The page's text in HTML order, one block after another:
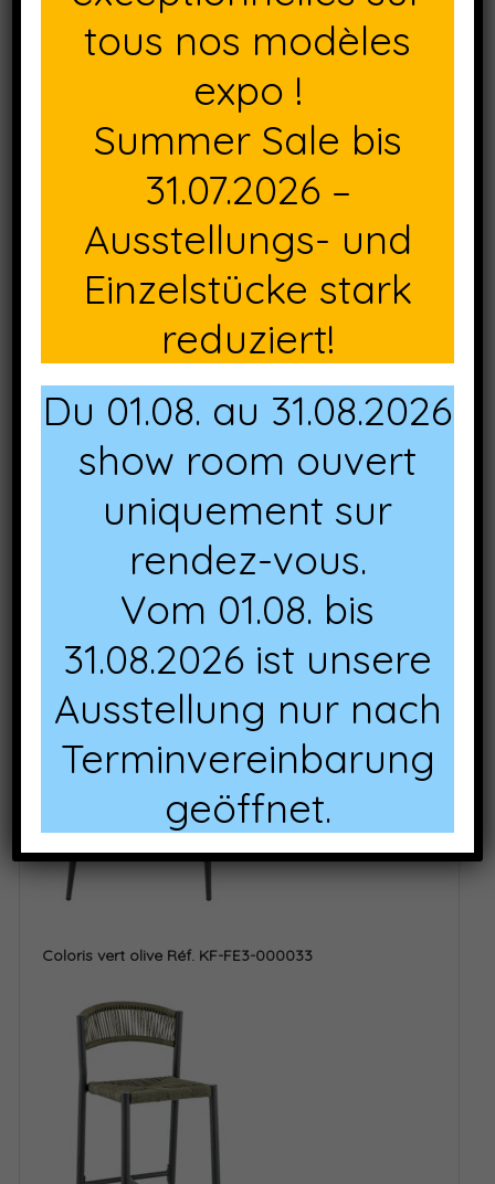
Coloris paille Réf. KF-FE3-000032
Coloris vert olive Réf. KF-FE3-000033
tous nos modèles
expo !
Summer Sale bis
31.07.2026 –
Ausstellungs- und
Einzelstücke stark
reduziert!
Du 01.08. au 31.08.2026
show room ouvert
uniquement sur
rendez-vous.
Vom 01.08. bis
31.08.2026 ist unsere
Ausstellung nur nach
Terminvereinbarung
geöffnet.